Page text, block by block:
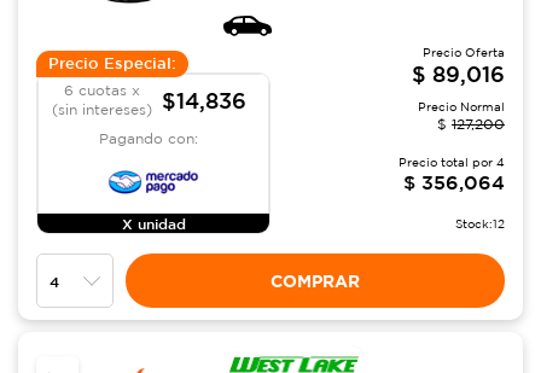
Precio Especial:
6 cuotas x
(sin intereses)
$14,836
Pagando con:
X unidad
Precio Oferta
$ 89,016
Precio Normal
$ 127,200
Precio total por 4
$ 356,064
Stock:12
COMPRAR